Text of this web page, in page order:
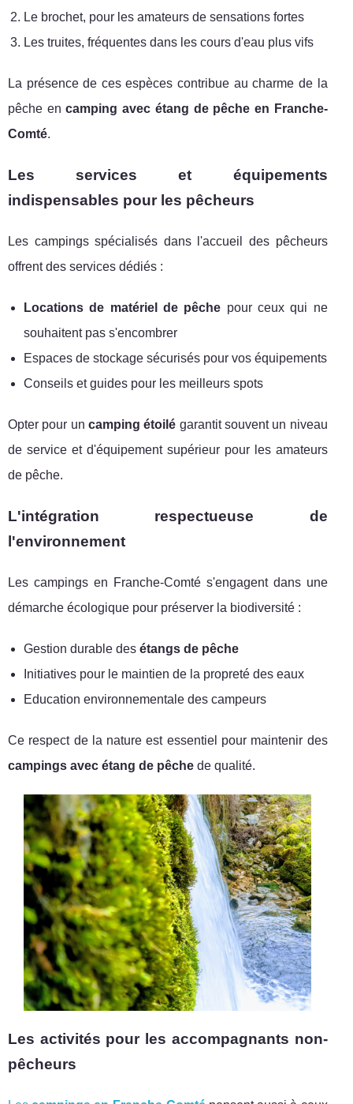
Le brochet, pour les amateurs de sensations fortes
Les truites, fréquentes dans les cours d'eau plus vifs
La présence de ces espèces contribue au charme de la
pêche encamping avec étang de pêche en Franche-
Comté.
Les services et équipements
indispensables pour les pêcheurs
Les campings spécialisés dans l'accueil des pêcheurs
offrent des services dédiés :
Locations de matériel de pêche pour ceux qui ne
souhaitent pas s'encombrer
Espaces de stockage sécurisés pour vos équipements
Conseils et guides pour les meilleurs spots
Opter pour un camping étoilé garantit souvent un niveau
de service et d'équipement supérieur pour les amateurs
de pêche.
L'intégration respectueuse de
l'environnement
Les campings en Franche-Comté s'engagent dans une
démarche écologique pour préserver la biodiversité :
Gestion durable des étangs de pêche
Initiatives pour le maintien de la propreté des eaux
Education environnementale des campeurs
Ce respect de la nature est essentiel pour maintenir des
campings avec étang de pêche de qualité.
Les activités pour les accompagnants non-
pêcheurs